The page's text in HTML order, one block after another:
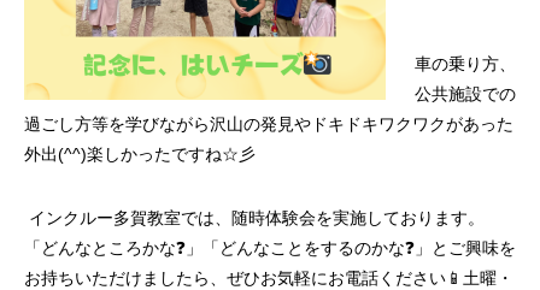
車の乗り方、
公共施設での
過ごし方等を学びながら沢山の発見やドキドキワクワクがあった
外出(^^)楽しかったですね☆彡
インクルー多賀教室では、随時体験会を実施しております。
「どんなところかな❓」「どんなことをするのかな❓」とご興味を
お持ちいただけましたら、ぜひお気軽にお電話ください📱土曜・